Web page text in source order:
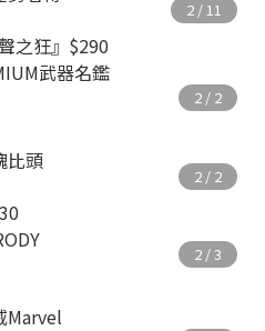
武器名鑑
比頭
Marvel